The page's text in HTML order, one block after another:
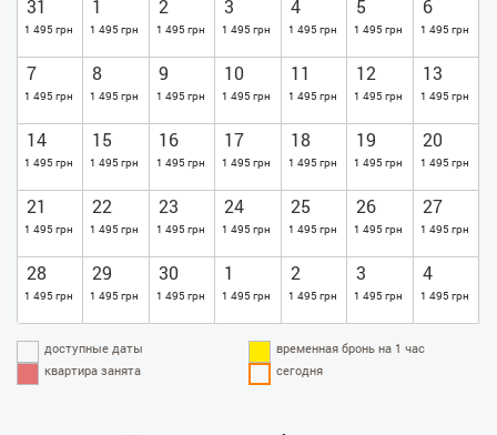
31
1 495 грн
1
1 495 грн
2
1 495 грн
3
1 495 грн
4
1 495 грн
5
1 495 грн
6
1 495 грн
7
1 495 грн
8
1 495 грн
9
1 495 грн
10
1 495 грн
11
1 495 грн
12
1 495 грн
13
1 495 грн
14
1 495 грн
15
1 495 грн
16
1 495 грн
17
1 495 грн
18
1 495 грн
19
1 495 грн
20
1 495 грн
21
1 495 грн
22
1 495 грн
23
1 495 грн
24
1 495 грн
25
1 495 грн
26
1 495 грн
27
1 495 грн
28
1 495 грн
29
1 495 грн
30
1 495 грн
1
1 495 грн
2
1 495 грн
3
1 495 грн
4
1 495 грн
доступные даты
временная бронь на 1 час
квартира занята
сегодня